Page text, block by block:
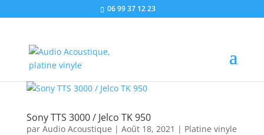
06 99 37 12 23
Sony TTS 3000 / Jelco TK 950
par Audio Acoustique | Août 18, 2021 | Platine vinyle